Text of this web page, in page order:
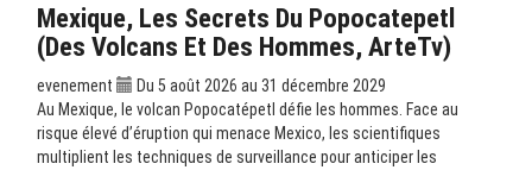
Mexique, Les Secrets Du Popocatepetl
(Des Volcans Et Des Hommes, ArteTv)
evenement
Du 5 août 2026 au 31 décembre 2029
Au Mexique, le volcan Popocatépetl défie les hommes. Face au
risque élevé d’éruption qui menace Mexico, les scientifiques
multiplient les techniques de surveillance pour anticiper les